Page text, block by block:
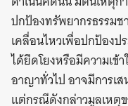
ปกป้องทรัพยากรธรรม
เคลื่อนไหวเพื่อปกป้องป
ได้ยึดโยงหรือมีความเข้
อาญาทั่วไป อาจมีการเ
แต่กรณีดังกล่าวมูลเหตุข